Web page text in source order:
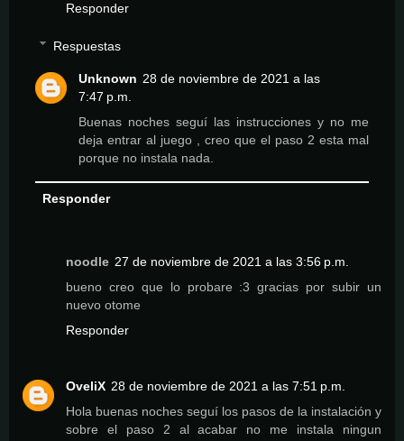
Responder
Respuestas
Unknown 28 de noviembre de 2021 a las
7:47 p.m.
Buenas noches seguí las instrucciones y no me
deja entrar al juego , creo que el paso 2 esta mal
porque no instala nada.
Responder
noodle 27 de noviembre de 2021 a las 3:56 p.m.
bueno creo que lo probare :3 gracias por subir un
nuevo otome
Responder
OveliX 28 de noviembre de 2021 a las 7:51 p.m.
Hola buenas noches seguí los pasos de la instalación y
sobre el paso 2 al acabar no me instala ningun